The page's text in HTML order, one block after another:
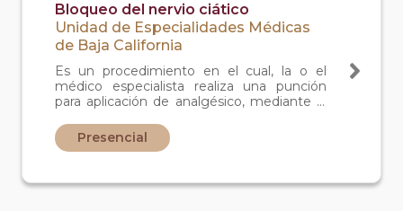
Bloqueo del nervio ciático
Unidad de Especialidades Médicas
de Baja California
Es un procedimiento en el cual, la o el
médico especialista realiza una punción
para aplicación de analgésico, mediante la
Presencial